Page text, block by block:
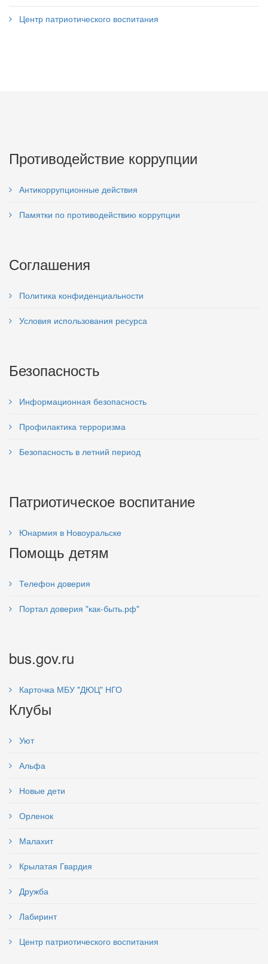
Центр патриотического воспитания
Противодействие коррупции
Антикоррупционные действия
Памятки по противодействию коррупции
Соглашения
Политика конфиденциальности
Условия использования ресурса
Безопасность
Информационная безопасность
Профилактика терроризма
Безопасность в летний период
Патриотическое воспитание
Юнармия в Новоуральске
Помощь детям
Телефон доверия
Портал доверия "как-быть.рф"
bus.gov.ru
Карточка МБУ "ДЮЦ" НГО
Клубы
Уют
Альфа
Новые дети
Орленок
Малахит
Крылатая Гвардия
Дружба
Лабиринт
Центр патриотического воспитания